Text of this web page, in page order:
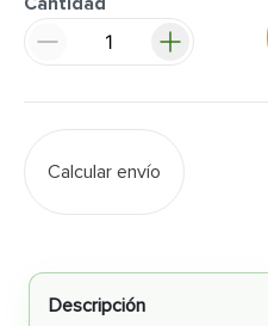
Calcular envío
Descripción